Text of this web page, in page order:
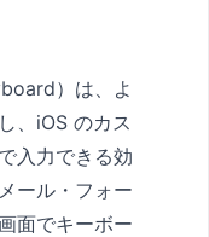
）は、よ
、iOS のカス
入力できる効
ール・フォー
面でキーボー